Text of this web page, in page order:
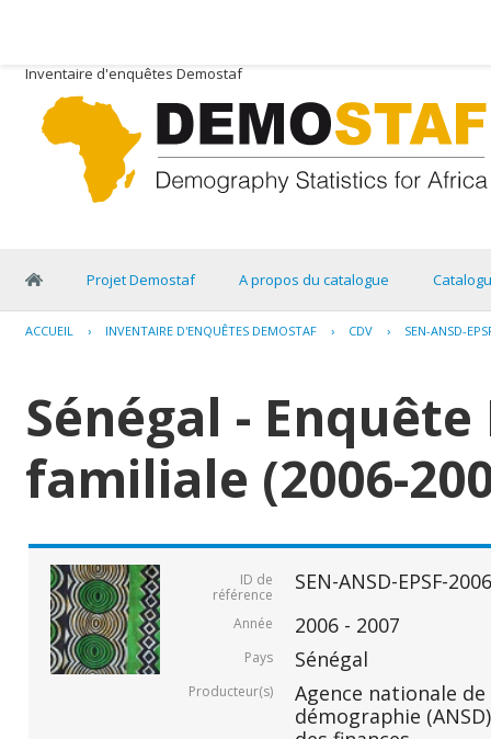
Inventaire d'enquêtes Demostaf
Projet Demostaf A propos du catalogue
ACCUEIL › INVENTAIRE D'ENQUÊTES DEMOSTAF › CDV › SEN-ANSD-
Sénégal -
familiale (2006-
ID de
référence
SEN-ANSD-EPSF-
Année 2006 - 2007
Pays Sénégal
Producteur(s)
Agence nationale
démographie